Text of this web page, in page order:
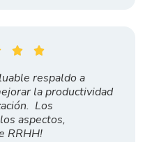
 
respaldo a
la productividad
Los
aspectos,
RRHH!